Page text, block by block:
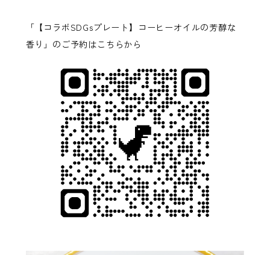
「【コラボSDGsプレート】コーヒーオイルの芳醇な
香り」のご予約はこちらから